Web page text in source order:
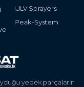
yedek parçaların
ULV Sprayers
Peak-System